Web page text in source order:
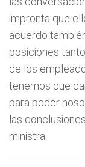
impronta que
acuerdo
posiciones
de los
tenemos que
para poder
las
ministra.